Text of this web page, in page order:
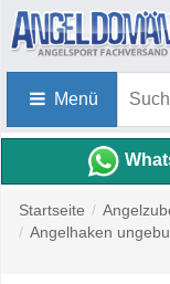
Menü
Startseite /
/ Angelhaken